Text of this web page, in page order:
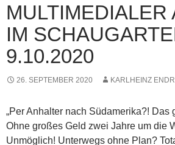
MULTIMEDIALER
IM
9.10.2020
26. SEPTEMBER 2020 KARLHEINZ
„Per Anhalter nach Südamerika?! Das
Ohne großes Geld zwei Jahre um die
Unmöglich! Unterwegs ohne Plan?